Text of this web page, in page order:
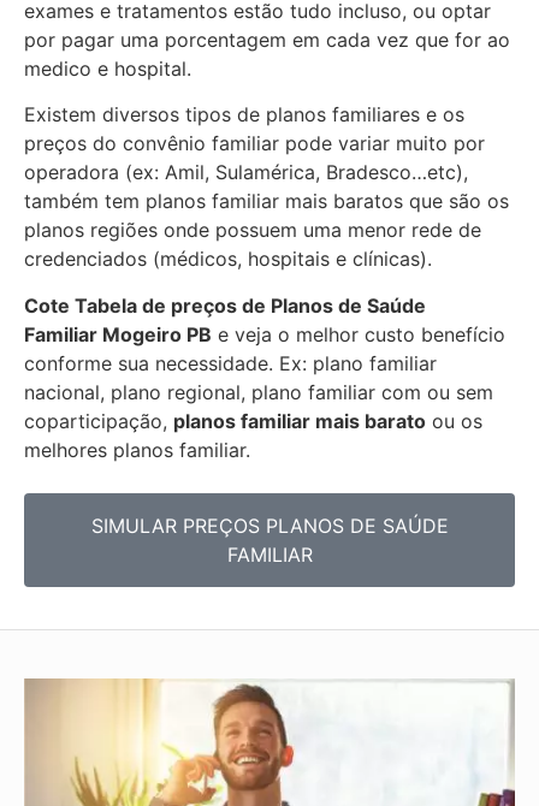
exames e tratamentos estão tudo incluso, ou optar
por pagar uma porcentagem em cada vez que for ao
medico e hospital.
Existem diversos tipos de planos familiares e os
preços do convênio familiar pode variar muito por
operadora (ex: Amil, Sulamérica, Bradesco…etc),
também tem planos familiar mais baratos que são os
planos regiões onde possuem uma menor rede de
credenciados (médicos, hospitais e clínicas).
Cote Tabela de preços de Planos de Saúde
Familiar Mogeiro PB e veja o melhor custo benefício
conforme sua necessidade. Ex: plano familiar
nacional, plano regional, plano familiar com ou sem
coparticipação, planos familiar mais barato ou os
melhores planos familiar.
SIMULAR PREÇOS PLANOS DE SAÚDE
FAMILIAR